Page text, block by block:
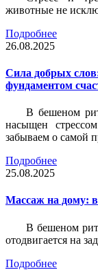
животные не
Подробнее
26.08.2025
Сила добрых
фундаментом
В бешеном
насыщен
забываем о самой
Подробнее
25.08.2025
Массаж на дому:
В бешеном
отодвигается на
Подробнее